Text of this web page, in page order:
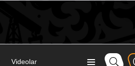
Videolar